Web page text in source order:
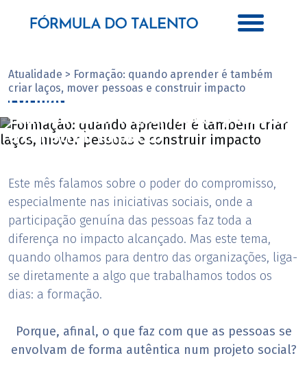
Atualidade > Formação: quando aprender é também
criar laços, mover pessoas e construir impacto
Formação: quando aprender é
também criar laços, mover pessoas
e construir impacto
Este mês falamos sobre o poder do compromisso,
especialmente nas iniciativas sociais, onde a
participação genuína das pessoas faz toda a
diferença no impacto alcançado. Mas este tema,
quando olhamos para dentro das organizações, liga-
se diretamente a algo que trabalhamos todos os
dias: a formação.
Porque, afinal, o que faz com que as pessoas se
envolvam de forma autêntica num projeto social?